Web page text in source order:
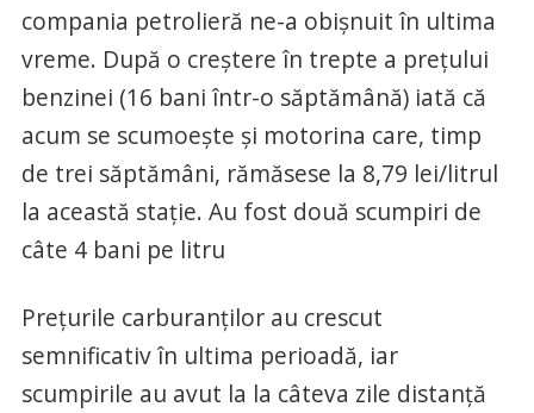
compania petrolieră ne-a obișnuit în ultima
vreme. După o creștere în trepte a prețului
benzinei (16 bani într-o săptămână) iată că
acum se scumoește și motorina care, timp
de trei săptămâni, rămăsese la 8,79 lei/litrul
la această stație. Au fost două scumpiri de
câte 4 bani pe litru
Prețurile carburanților au crescut
semnificativ în ultima perioadă, iar
scumpirile au avut la la câteva zile distanță